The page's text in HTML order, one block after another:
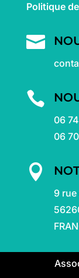
Politique


06
06

9 rue